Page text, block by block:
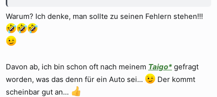
Warum? Ich denke, man sollte zu seinen Fehlern stehen!!!
Davon ab, ich bin schon oft nach meinem Taigo* gefragt
worden, was das denn für ein Auto sei...
Der kommt
scheinbar gut an...